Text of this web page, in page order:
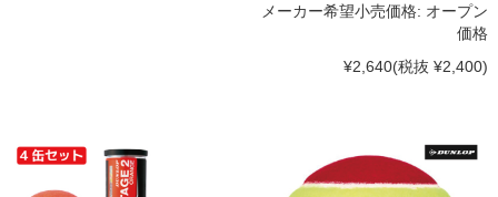
メーカー希望小売価格: オープン
価格
¥2,640(税抜 ¥2,400)